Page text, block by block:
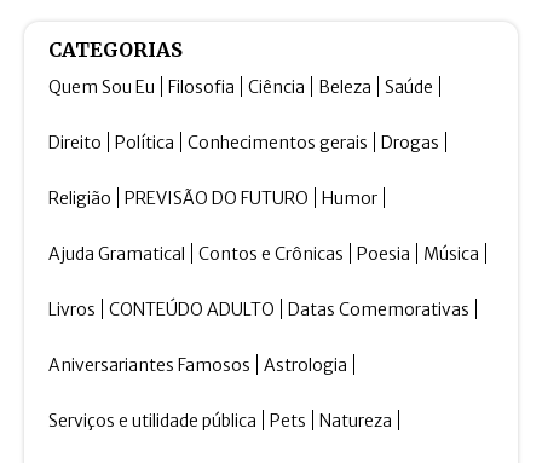
CATEGORIAS
Quem Sou Eu Filosofia Ciência Beleza Saúde
Direito Política Conhecimentos gerais Drogas
Religião PREVISÃO DO FUTURO Humor
Ajuda Gramatical Contos e Crônicas Poesia Música
Livros CONTEÚDO ADULTO Datas Comemorativas
Aniversariantes Famosos Astrologia
Serviços e utilidade pública Pets Natureza